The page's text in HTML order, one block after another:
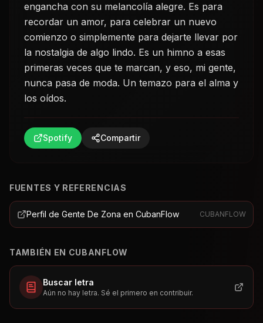
engancha con su melancolía alegre. Es para
recordar un amor, para celebrar un nuevo
comienzo o simplemente para dejarte llevar por
la nostalgia de algo lindo. Es un himno a esas
primeras veces que te marcan, y eso, mi gente,
nunca pasa de moda. Un temazo para el alma y
los oídos.
Spotify Compartir
FUENTES Y REFERENCIAS
Perfil de Gente De Zona en CubanFlow CUBANFLOW
TAMBIÉN EN CUBANFLOW
Buscar letra
Aún no hay letra. Sé el primero en contribuir.